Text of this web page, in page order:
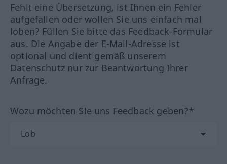
Fehlt eine Übersetzung, ist Ihnen ein Fehler
aufgefallen oder wollen Sie uns einfach mal
loben? Füllen Sie bitte das Feedback-Formular
aus. Die Angabe der E-Mail-Adresse ist
optional und dient gemäß unserem
Datenschutz nur zur Beantwortung Ihrer
Anfrage.
Wozu möchten Sie uns Feedback geben?*